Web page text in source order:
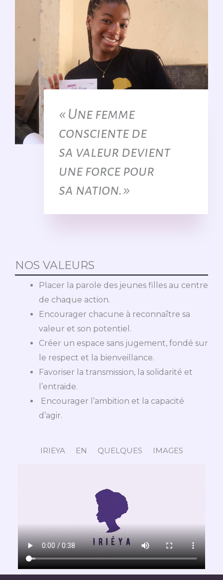
« Une femme
consciente de
sa valeur devient
une forcepour
sa nation. »
NOS VALEURS
Placer la parole des jeunes filles au centre
de chaque action.
Encourager chacune à reconnaître sa
valeur et son potentiel.
Créer un espace sans jugement, fondé sur
le respect et la bienveillance.
Favoriser la transmission, la solidarité et
l’entraide.
Encourager l’ambition et la capacité
d’agir.
IRIEYA EN QUELQUES IMAGES